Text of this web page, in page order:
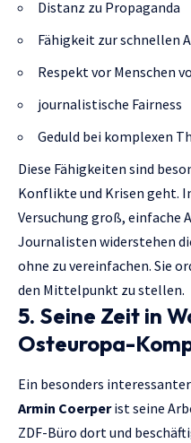
Distanz zu Propaganda
Fähigkeit zur schnellen
Respekt vor Menschen
journalistische Fairness
Geduld bei komplexen
Diese Fähigkeiten sind
Konflikte und Krisen geht.
Versuchung groß, einfache
Journalisten widerstehen
ohne zu vereinfachen. Sie
den Mittelpunkt zu stellen.
5. Seine Zeit in
Osteuropa-
Ein besonders
Armin Coerperist seine
ZDF-Büro dort und